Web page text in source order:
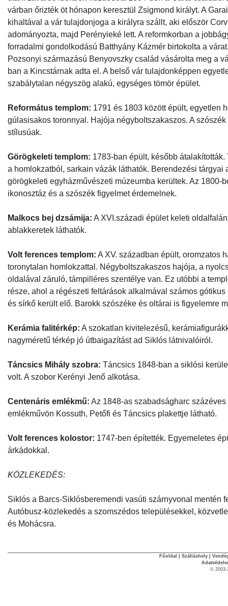
várban őrizték öt hónapon keresztül Zsigmond királyt. A
kihaltával a vár tulajdonjoga a királyra szállt, aki először
adományozta, majd Perényieké lett. A reformkorban a
forradalmi gondolkodású Batthyány Kázmér birtokolta a
Pozsonyi származású Benyovszky család vásárolta meg a
ban a Kincstárnak adta el. A belső vár tulajdonképpen
szabálytalan négyszög alakú, egységes tömör épület.
Református templom: 1791 és 1803 között épült, egyetlen
gúlasisakos toronnyal. Hajója négyboltszakaszos. A
stílusúak.
Görögkeleti templom: 1783-ban épült, később átalakították.
a homlokzatból, sarkain vázák láthatók. Berendezési tárgyai
görögkeleti egyházművészeti múzeumba kerültek. Az 1800-
ikonosztáz és a szószék figyelmet érdemelnek.
Malkocs bej dzsámija: A XVI.századi épület keleti
ablakkeretek láthatók.
Volt ferences templom: A XV. században épült, oromzatos
toronytalan homlokzattal. Négyboltszakaszos hajója, a
oldalával záruló, támpilléres szentélye van. Ez utóbbi a
része, ahol a régészeti feltárások alkalmával számos gótikus
és sírkő került elő. Barokk szószéke és oltárai is figyelemre
Kerámia falitérkép: A szokatlan kivitelezésű,
nagyméretű térkép jó útbaigazítást ad Siklós látnivalóiról.
Táncsics Mihály szobra: Táncsics 1848-ban a siklósi
volt. A szobor Kerényi Jenő alkotása.
Centenáris emlékmű: Az 1848-as szabadságharc
emlékművön Kossuth, Petőfi és Táncsics plakettje látható.
Volt ferences kolostor: 1747-ben építették. Egyemeletes
árkádokkal.
KÖZLEKEDÉS:
Siklós a Barcs-Siklósberemendi vasúti szárnyvonal mentén
Autóbusz-közlekedés a szomszédos településekkel,
és Mohácsra.
Főoldal Szálláshely
© 2003-